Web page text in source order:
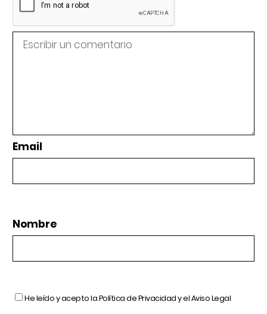
Email
Nombre
He leído y acepto laPolítica de Privacidady elAviso Legal